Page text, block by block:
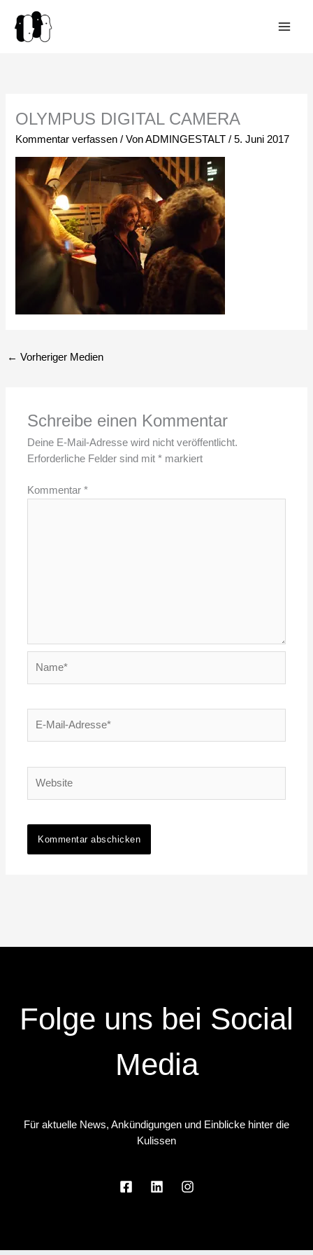
Inhalt
springen
OLYMPUS DIGITAL CAMERA
Kommentar verfassen / VonADMINGESTALT/5. Juni 2017
← Vorheriger Medien
Schreibe einen Kommentar
Deine E-Mail-Adresse wird nicht veröffentlicht.
Erforderliche Felder sind mit* markiert
Kommentar*
Mail-
Folge uns bei Social
Media
Für aktuelle News, Ankündigungen und Einblicke hinter die
Kulissen